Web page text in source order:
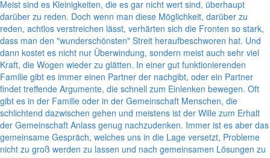
Meist sind es Kleinigkeiten, die es gar nicht wert sind, überhaupt
darüber zu reden. Doch wenn man diese Möglichkeit, darüber zu
reden, achtlos verstreichen lässt, verhärten sich die Fronten so stark,
dass man den "wunderschönsten" Streit heraufbeschworen hat. Und
dann kostet es nicht nur Überwindung, sondern meist auch sehr viel
Kraft, die Wogen wieder zu glätten. In einer gut funktionierenden
Familie gibt es immer einen Partner der nachgibt, oder ein Partner
findet treffende Argumente, die schnell zum Einlenken bewegen. Oft
gibt es in der Familie oder in der Gemeinschaft Menschen, die
schlichtend dazwischen gehen und meistens ist der Wille zum Erhalt
der Gemeinschaft Anlass genug nachzudenken. Immer ist es aber das
gemeinsame Gespräch, welches uns in die Lage versetzt, Probleme
nicht zu groß werden zu lassen und nach gemeinsamen Lösungen zu